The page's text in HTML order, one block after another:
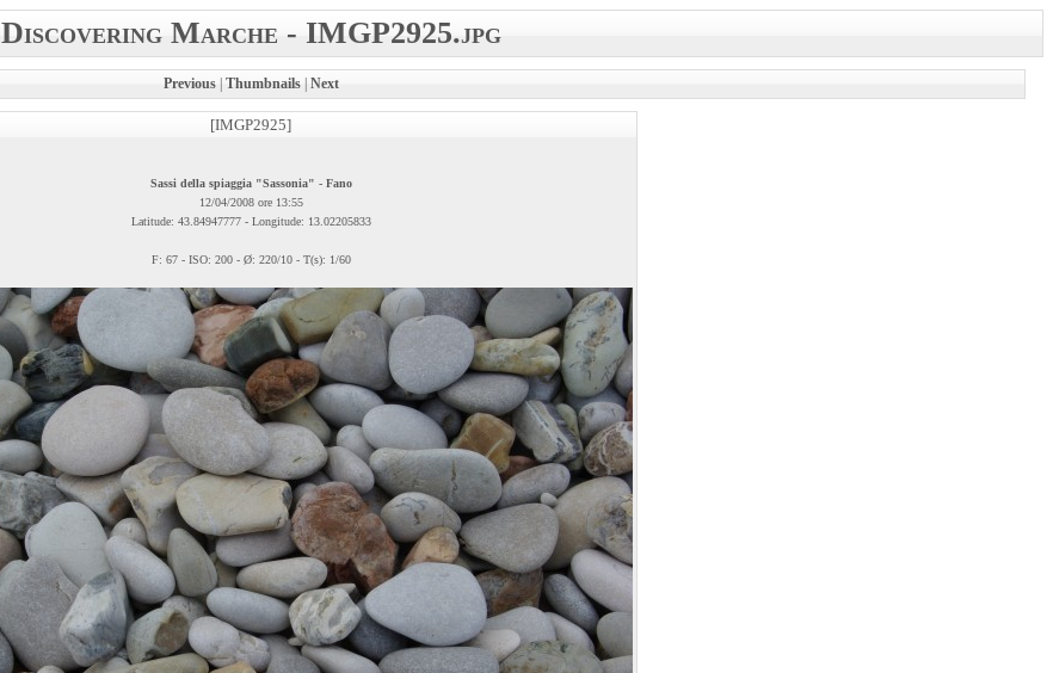
Discovering Marche - IMGP2925.jpg
Previous| Thumbnails| Next
[IMGP2925]
Sassi della spiaggia "Sassonia" - Fano
12/04/2008 ore 13:55
Latitude: 43.84947777 - Longitude: 13.02205833
F: 67 - ISO: 200 - Ø: 220/10 - T(s): 1/60